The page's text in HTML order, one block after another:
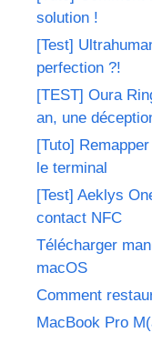
solution !
[Test]
perfection ?!
[TEST] Oura
an, une
[Tuto]
le terminal
[Test] Aeklys
contact NFC
Télécharger
macOS
Comment
MacBook Pro